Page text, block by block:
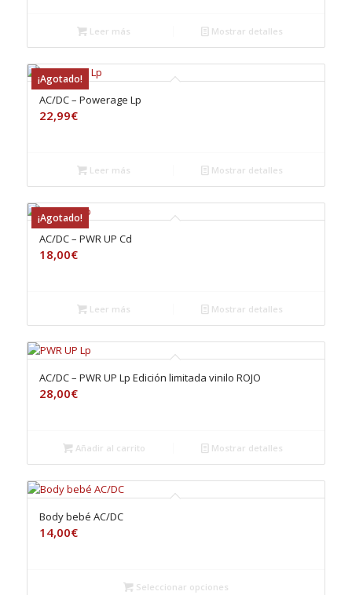
Leer más Mostrar detalles
¡Agotado!
AC/DC – Powerage Lp
22,99€
Leer más Mostrar detalles
¡Agotado!
AC/DC – PWR UP Cd
18,00€
Leer más Mostrar detalles
AC/DC – PWR UP Lp Edición limitada vinilo ROJO
28,00€
Añadir al carrito Mostrar detalles
Body bebé AC/DC
14,00€
Seleccionar opciones